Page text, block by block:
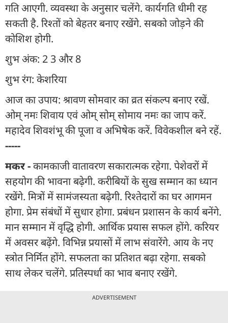
गति आएगी. व्यवस्था के अनुसार चलेंगे. कार्यगति धीमी रह
सकती है. रिश्तों को बेहतर बनाए रखेंगे. सबको जोड़ने की
कोशिश होगी.
शुभ अंक: 2 3 और 8
शुभ रंग: केशरिया
आज का उपाय: श्रावण सोमवार का व्रत संकल्प बनाए रखें.
ओम् नमः शिवाय एवं ओम् सोम् सोमाय नमः का जाप करें.
महादेव शिवशंभू की पूजा व अभिषेक करें. विवेकशील बने रहें.
-----
मकर -कामकाजी वातावरण सकारात्मक रहेगा. पेशेवरों में
सहयोग की भावना बढ़ेगी. करीबियों के सुख सम्मान का ध्यान
रखेंगे. मित्रों में सामंजस्यता बढ़ेगी. रिश्तेदारों का घर आगमन
होगा. प्रेम संबंधों में सुधार होगा. प्रबंधन प्रशासन के कार्य बनेंगे.
मान सम्मान में वृद्धि होगी. आर्थिक प्रयास सफल होंगे. करियर
में अवसर बढ़ेंगे. विभिन्न प्रयासों में लाभ संवारेंगे. आय के नए
स्त्रोत निर्मित होंगे. सफलता का प्रतिशत बढ़ा रहेगा. सबको
साथ लेकर चलेंगे. प्रतिस्पर्धा का भाव बनाए रखेंगे.
ADVERTISEMENT